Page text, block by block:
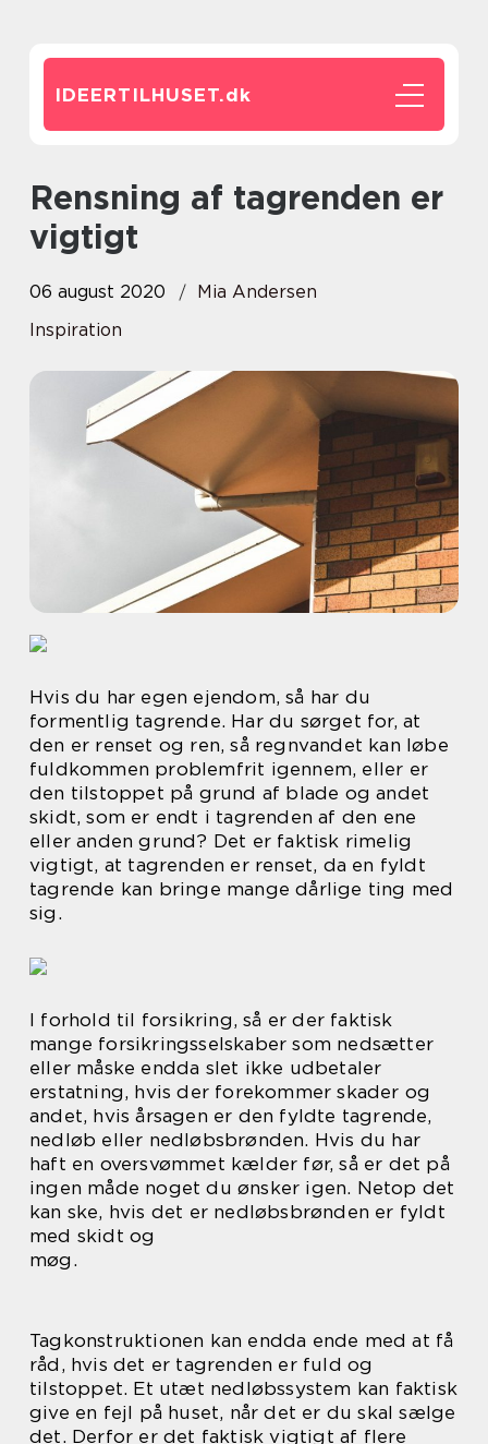
IDEERTILHUSET.dk
Rensning af tagrenden er
vigtigt
06 august 2020
Mia Andersen
Inspiration
Hvis du har egen ejendom, så har du
formentlig tagrende. Har du sørget for, at
den er renset og ren, så regnvandet kan løbe
fuldkommen problemfrit igennem, eller er
den tilstoppet på grund af blade og andet
skidt, som er endt i tagrenden af den ene
eller anden grund? Det er faktisk rimelig
vigtigt, at tagrenden er renset, da en fyldt
tagrende kan bringe mange dårlige ting med
sig.
I forhold til forsikring, så er der faktisk
mange forsikringsselskaber som nedsætter
eller måske endda slet ikke udbetaler
erstatning, hvis der forekommer skader og
andet, hvis årsagen er den fyldte tagrende,
nedløb eller nedløbsbrønden. Hvis du har
haft en oversvømmet kælder før, så er det på
ingen måde noget du ønsker igen. Netop det
kan ske, hvis det er nedløbsbrønden er fyldt
med skidt og
møg.
Tagkonstruktionen kan endda ende med at få
råd, hvis det er tagrenden er fuld og
tilstoppet. Et utæt nedløbssystem kan faktisk
give en fejl på huset, når det er du skal sælge
det. Derfor er det faktisk vigtigt af flere